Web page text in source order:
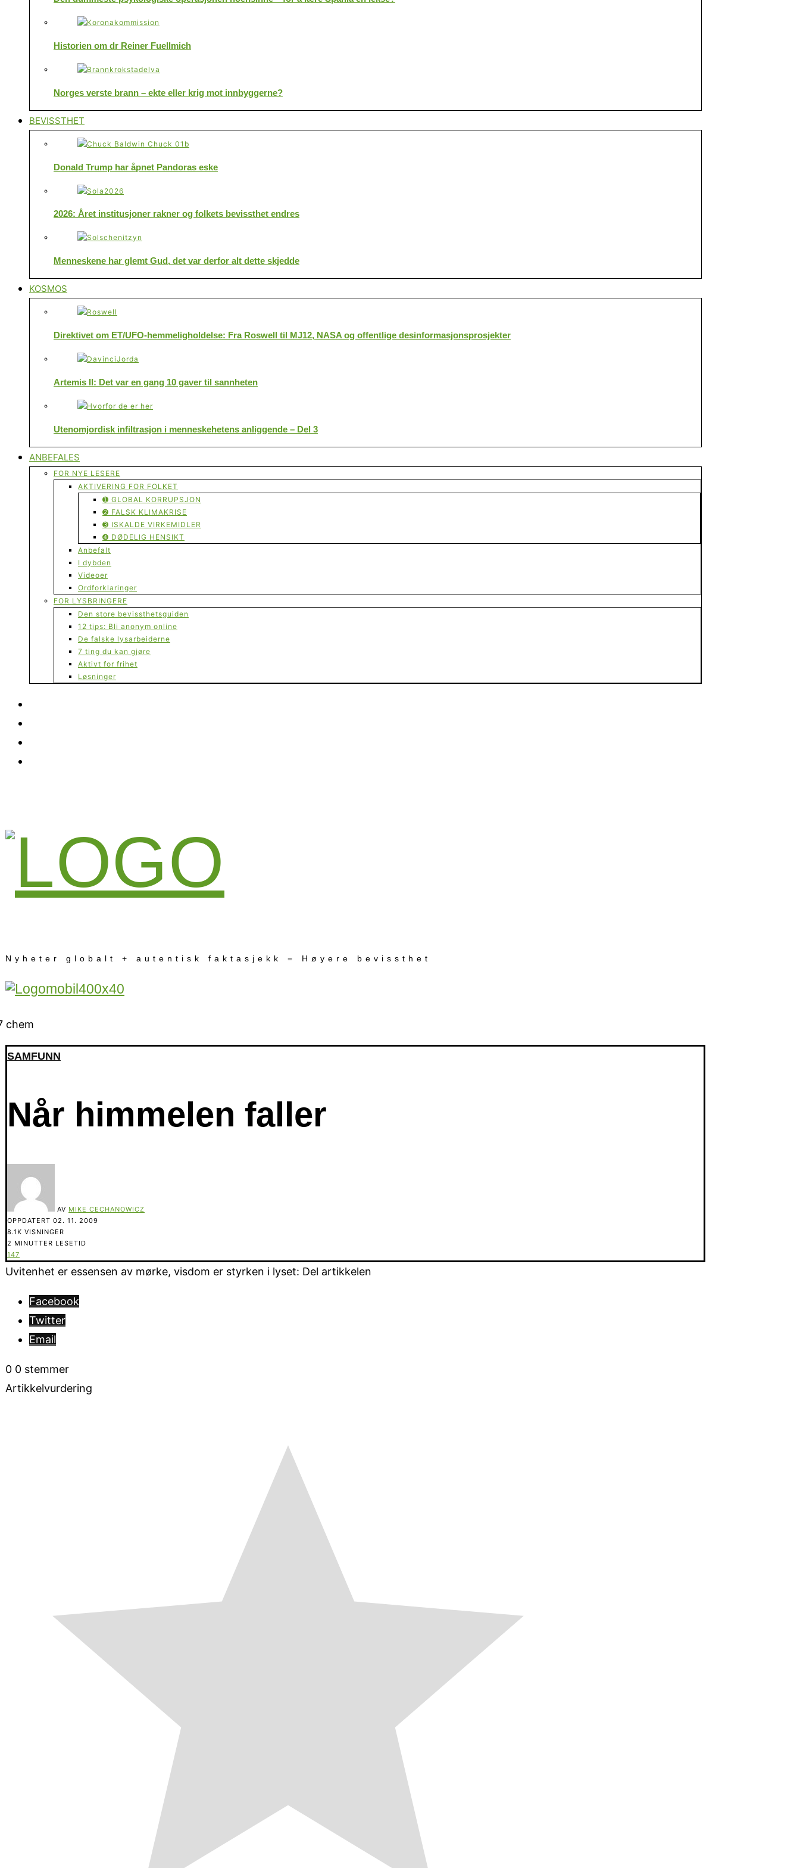
Historien om dr Reiner Fuellmich
Norges verste brann – ekte eller krig mot innbyggerne?
BEVISSTHET
Donald Trump har åpnet Pandoras eske
2026: Året institusjoner rakner og folkets bevissthet endres
Menneskene har glemt Gud, det var derfor alt dette skjedde
KOSMOS
Direktivet om ET/UFO-hemmeligholdelse: Fra Roswell til MJ12, NASA og offentlige desinformasjonsprosjekter
Artemis II: Det var en gang 10 gaver til sannheten
Utenomjordisk infiltrasjon i menneskehetens anliggende – Del 3
ANBEFALES
FOR NYE LESERE
AKTIVERING FOR FOLKET
➊ GLOBAL KORRUPSJON
➋ FALSK KLIMAKRISE
➌ ISKALDE VIRKEMIDLER
➍ DØDELIG HENSIKT
Anbefalt
I dybden
Videoer
Ordforklaringer
FOR LYSBRINGERE
Den store bevissthetsguiden
12 tips: Bli anonym online
De falske lysarbeiderne
7 ting du kan gjøre
Aktivt for frihet
Løsninger
Nyheter globalt + autentisk faktasjekk = Høyere bevissthet
SAMFUNN
Når himmelen faller
AV MIKE CECHANOWICZ
OPPDATERT 02. 11. 2009
8.1K VISNINGER
2 MINUTTER LESETID
147
Uvitenhet er essensen av mørke, visdom er styrken i lyset: Del artikkelen
Facebook
Twitter
Email
0 0 stemmer
Artikkelvurdering